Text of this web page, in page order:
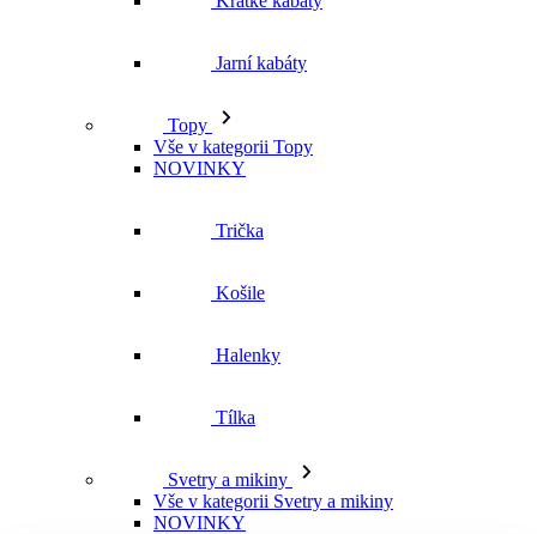
Jarní kabáty
Topy
Vše v kategorii Topy
NOVINKY
Trička
Košile
Halenky
Tílka
Svetry a mikiny
Vše v kategorii Svetry a mikiny
NOVINKY